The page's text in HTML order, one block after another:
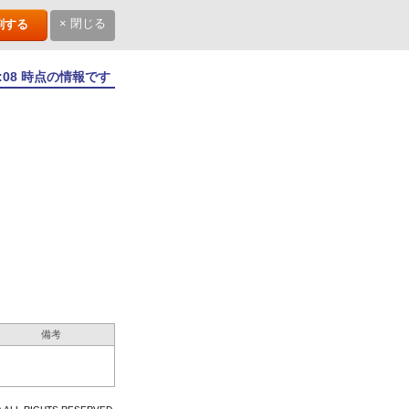
する × 閉じる
時点の情報です
備考